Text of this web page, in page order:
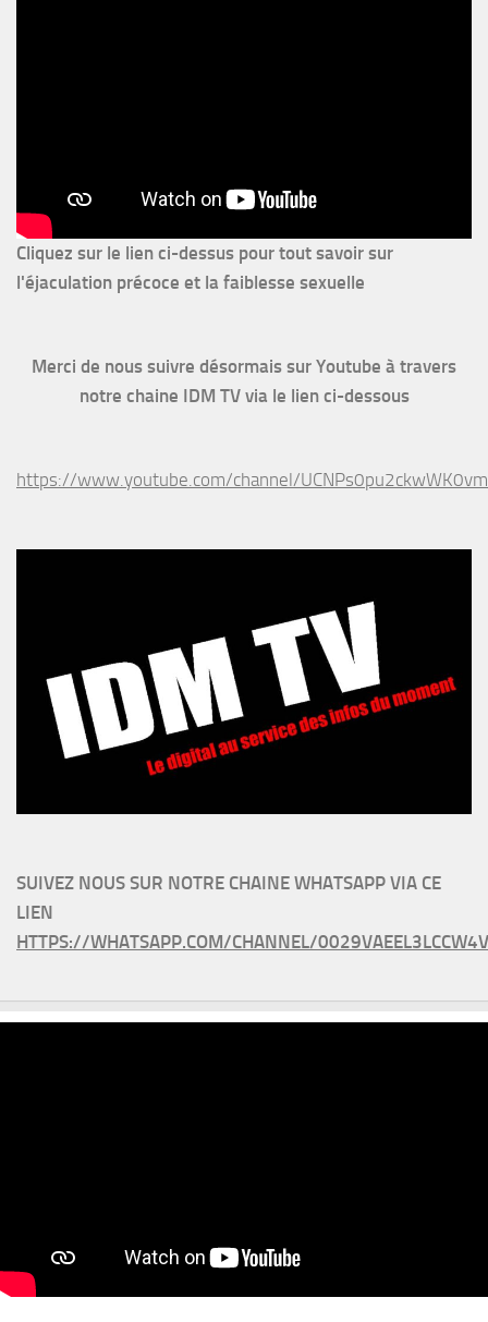
Cliquez sur le lien ci-dessus pour tout savoir sur
l'éjaculation précoce et la faiblesse sexuelle
Merci de nous suivre désormais sur Youtube à travers
notre chaine IDM TV via le lien ci-dessous
https://www.youtube.com/channel/
SUIVEZ NOUS SUR NOTRE CHAINE WHATSAPP VIA CE
LIEN
HTTPS://WHATSAPP.COM/CHANNEL/